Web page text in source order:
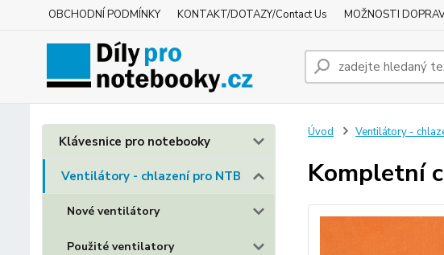
OBCHODNÍ PODMÍNKY KONTAKT/DOTAZY/Contact Us MOŽNOSTI
Klávesnice pro notebooky
Ventilátory - chlazení pro NTB
Nové ventilátory
Použité ventilatory
Úvod Ventilátory -
Kompletní